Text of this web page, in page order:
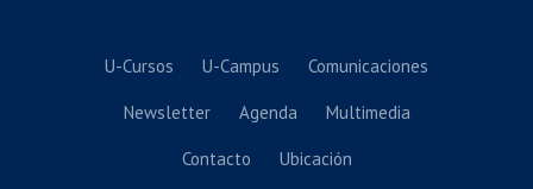
U-Cursos U-Campus Comunicaciones
Newsletter Agenda Multimedia
Contacto Ubicación